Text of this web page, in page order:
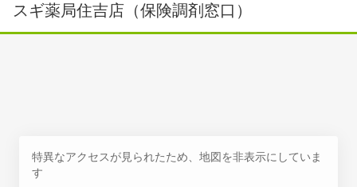
スギ薬局住吉店（保険調剤窓口）
特異なアクセスが見られたため、地図を非表示にしていま
す